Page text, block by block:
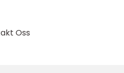
Oss